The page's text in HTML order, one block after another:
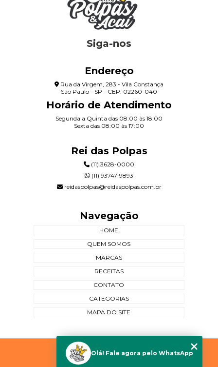
Siga-nos
Endereço
Rua da Virgem, 283 - Vila Constança
São Paulo - SP - CEP: 02260-040
Horário de Atendimento
Segunda a Quinta das 08:00 às 18:00
Sexta das 08:00 às 17:00
Rei das Polpas
(11) 3628-0000
(11) 93747-9893
reidaspolpas@reidaspolpas.com.br
Navegação
HOME
QUEM SOMOS
MARCAS
RECEITAS
CONTATO
CATEGORIAS
MAPA DO SITE
Copyright © Rei das Polpas. (Lei 9610 de 19/02/1998)
Olá! Fale agora pelo WhatsApp